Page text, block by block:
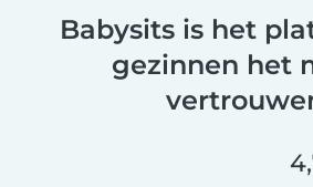
Babysits is het
gezinnen het